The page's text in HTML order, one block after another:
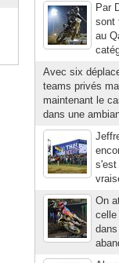
Par
sont
au
Avec six
teams privés
maintenant le
dans une
s'est
On
celle